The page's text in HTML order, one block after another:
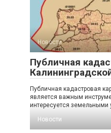
Новости
Публичная
Публичная кадастровая
является важным
интересуется земельными
Новости